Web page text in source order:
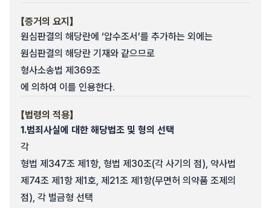
【증거의 요지】
원심판결의 해당란에 ‘압수조서’를 추가하는 외에는
원심판결의 해당란 기재와 같으므로
형사소송법 제369조
에 의하여 이를 인용한다.
【법령의 적용】
1.범죄사실에 대한 해당법조 및 형의 선택
각
형법 제347조 제1항, 형법 제30조(각 사기의 점), 약사법
제74조 제1항 제1호, 제21조 제1항(무면허 의약품 조제의
점), 각 벌금형 선택